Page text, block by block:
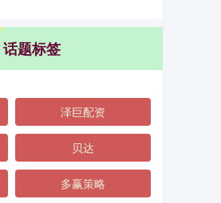
话题标签
泽巨配资
贝达
多赢策略